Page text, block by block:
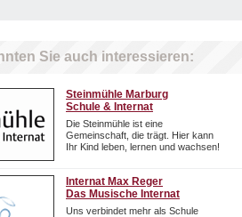
Sie auch interessieren:
Steinmühle Marburg
Schule & Internat
Die Steinmühle ist eine
Gemeinschaft, die trägt. Hier kann
Ihr Kind leben, lernen und wachsen!
Internat Max Reger
Das Musische Internat
Uns verbindet mehr als Schule